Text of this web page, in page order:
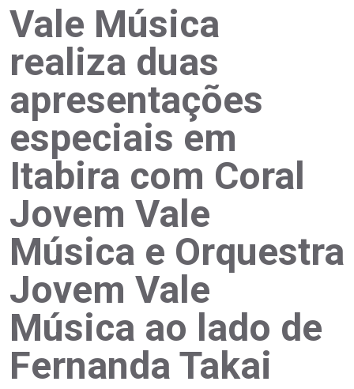
Vale Música
realiza duas
apresentações
especiais em
Itabira com Coral
Jovem Vale
Música e Orquestra
Jovem Vale
Música ao lado de
Fernanda Takai